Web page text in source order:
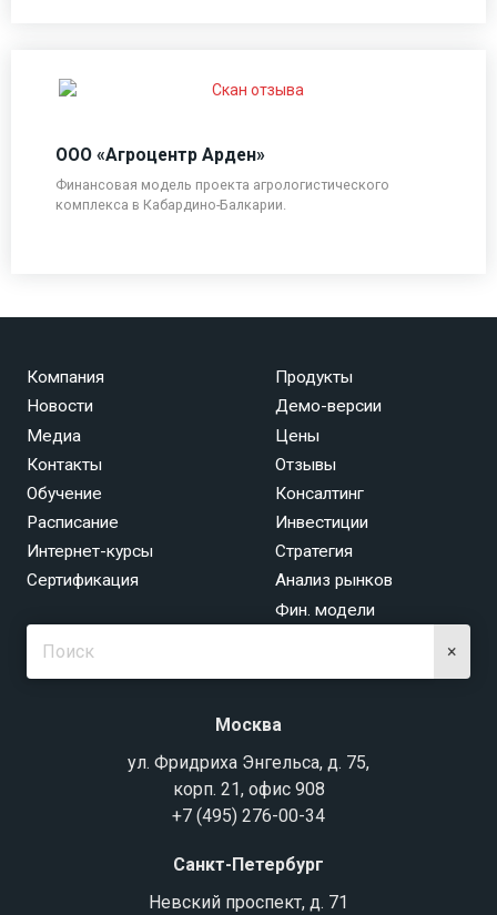
ООО «Агроцентр Арден»
Финансовая модель проекта агрологистического
комплекса в Кабардино-Балкарии.
Компания
Новости
Медиа
Контакты
Продукты
Демо-версии
Цены
Отзывы
Обучение
Расписание
Интернет-курсы
Сертификация
Консалтинг
Инвестиции
Стратегия
Анализ рынков
Фин. модели
×
Москва
ул. Фридриха Энгельса, д. 75,
корп. 21, офис 908
+7 (495) 276-00-34
Санкт-Петербург
Невский проспект, д. 71